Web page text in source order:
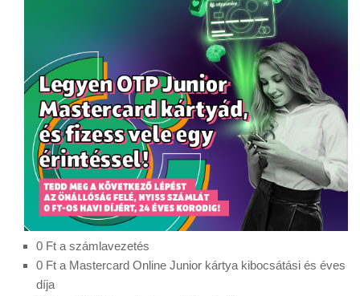
0 Ft a számlavezetés
0 Ft a Mastercard Online Junior kártya kibocsátási és éves
díja